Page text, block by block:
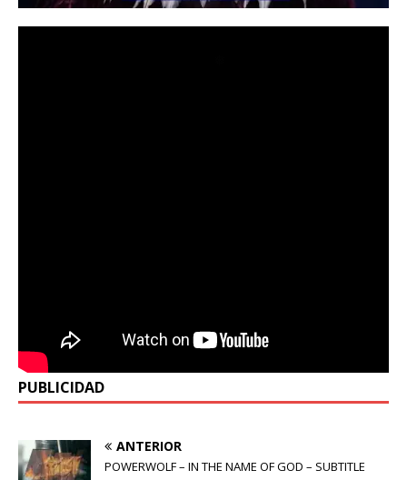
❅ ❅
PUBLICIDAD
ANTERIOR
POWERWOLF – IN THE NAME OF GOD – SUBTITLE